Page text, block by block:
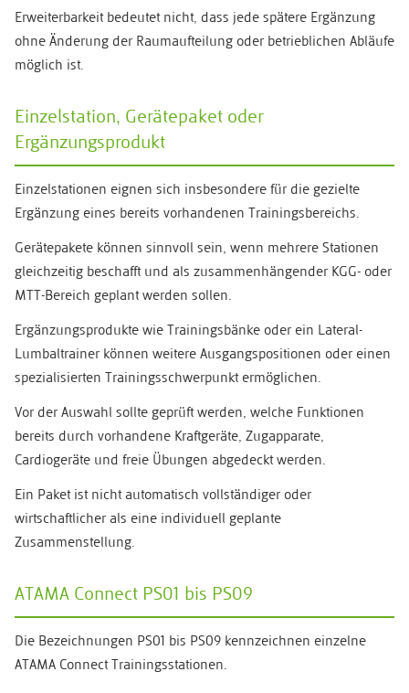
Erweiterbarkeit bedeutet nicht, dass jede spätere Ergänzung
ohne Änderung der Raumaufteilung oder betrieblichen Abläufe
möglich ist.
Einzelstation, Gerätepaket oder
Ergänzungsprodukt
Einzelstationen eignen sich insbesondere für die gezielte
Ergänzung eines bereits vorhandenen Trainingsbereichs.
Gerätepakete können sinnvoll sein, wenn mehrere Stationen
gleichzeitig beschafft und als zusammenhängender KGG- oder
MTT-Bereich geplant werden sollen.
Ergänzungsprodukte wie Trainingsbänke oder ein Lateral-
Lumbaltrainer können weitere Ausgangspositionen oder einen
spezialisierten Trainingsschwerpunkt ermöglichen.
Vor der Auswahl sollte geprüft werden, welche Funktionen
bereits durch vorhandene Kraftgeräte, Zugapparate,
Cardiogeräte und freie Übungen abgedeckt werden.
Ein Paket ist nicht automatisch vollständiger oder
wirtschaftlicher als eine individuell geplante
Zusammenstellung.
ATAMA Connect PS01 bis PS09
Die Bezeichnungen PS01 bis PS09 kennzeichnen einzelne
ATAMA Connect Trainingsstationen.